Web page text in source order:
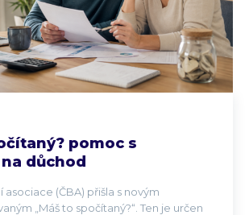
pomoc s
důchod
asociace (ČBA) přišla s novým
„Máš to spočítaný?“. Ten je určen